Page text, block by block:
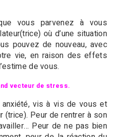
vous parvenez à vous
où d’une situation
pouvez de nouveau, avec
vie, en raison des effets
de vous.
vecteur de stress.
vis à vis de vous et
(trice). Peur de rentrer à son
Peur de ne pas bien